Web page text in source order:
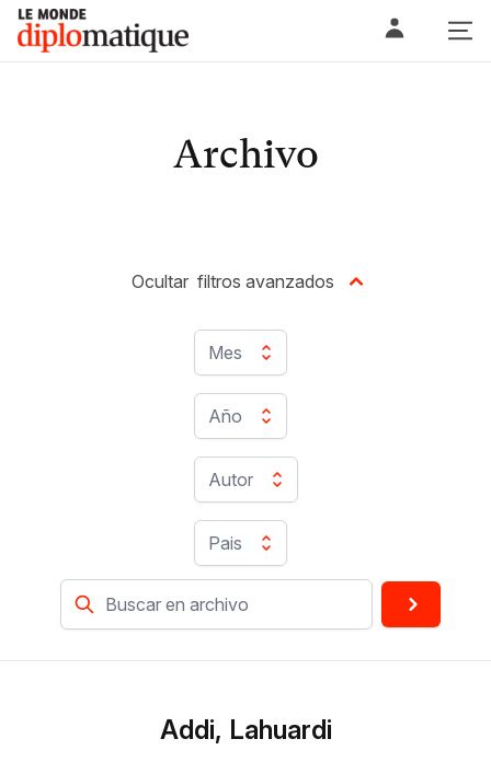
Skip
content
Le monde diplomatique
Archivo
Mes
Año
Autor
Pais
Ocultar filtros avanzados
Addi, Lahuardi